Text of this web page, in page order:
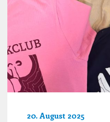
20. August 2025